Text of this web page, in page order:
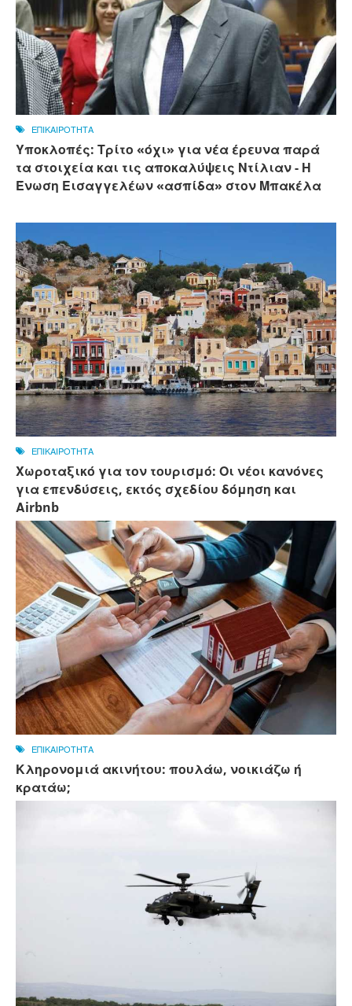
ΕΠΙΚΑΙΡΟΤΗΤΑ
Υποκλοπές: Τρίτο «όχι» για νέα έρευνα παρά
τα στοιχεία και τις αποκαλύψεις Ντίλιαν - Η
Ένωση Εισαγγελέων «ασπίδα» στον Μπακέλα
ΕΠΙΚΑΙΡΟΤΗΤΑ
Χωροταξικό για τον τουρισμό: Οι νέοι κανόνες
για επενδύσεις, εκτός σχεδίου δόμηση και
Αirbnb
ΕΠΙΚΑΙΡΟΤΗΤΑ
Κληρονομιά ακινήτου: πουλάω, νοικιάζω ή
κρατάω;